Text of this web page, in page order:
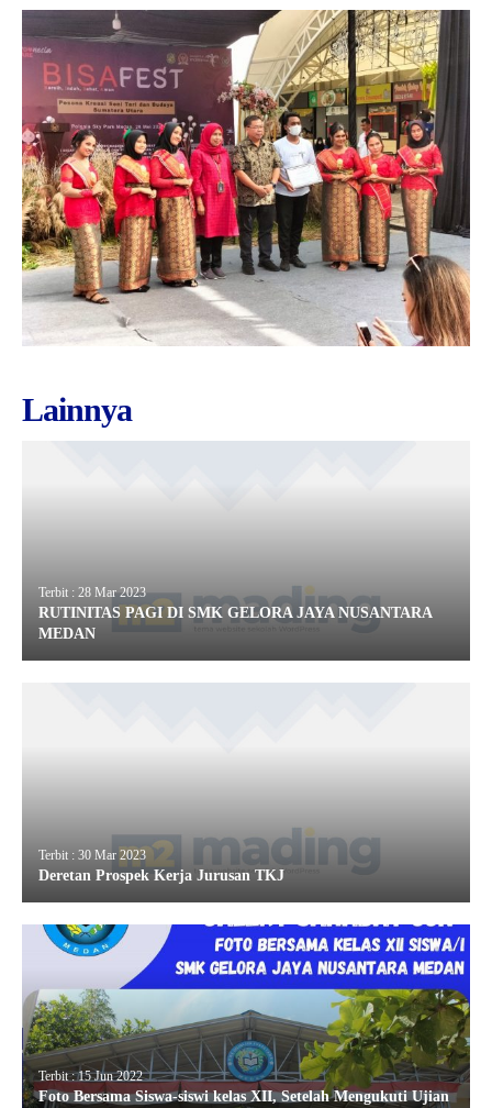
Lainnya
Terbit : 28 Mar 2023
RUTINITAS PAGI DI SMK GELORA JAYA NUSANTARA
MEDAN
Terbit : 30 Mar 2023
Deretan Prospek Kerja Jurusan TKJ
Terbit : 15 Jun 2022
Foto Bersama Siswa-siswi kelas XII, Setelah Mengukuti Ujian